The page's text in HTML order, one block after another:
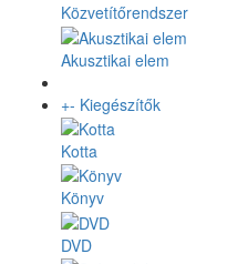
Közvetítőrendszer
Akusztikai elem
+- Kiegészítők
Kotta
Könyv
DVD